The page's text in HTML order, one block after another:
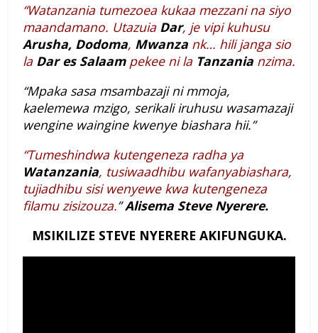
“Watanzania tumezoea kukaa mezzani na siyo
maandamano. Utazuia Dar, je vipi kuhusu
Arusha, Dodoma, Mwanza nk… hili janga sio
la Dar es Salaampekee ni la Tanzania nzima.
“Mpaka sasa msambazaji ni mmoja,
kaelemewa mzigo, serikali iruhusu wasamazaji
wengine waingine kwenye biashara hii.”
“Tumeshindwa kutengeneza radha ya
Watanzania, tusiwaadhibu wafanyabiashara,
tujiadhibu sisi wenyewe kwa kutengeneza
filamu zisizouza.”Alisema Steve Nyerere.
MSIKILIZE STEVE NYERERE AKIFUNGUKA.